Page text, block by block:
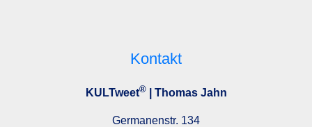
Kontakt
KULTweet®| Thomas Jahn
Germanenstr. 134